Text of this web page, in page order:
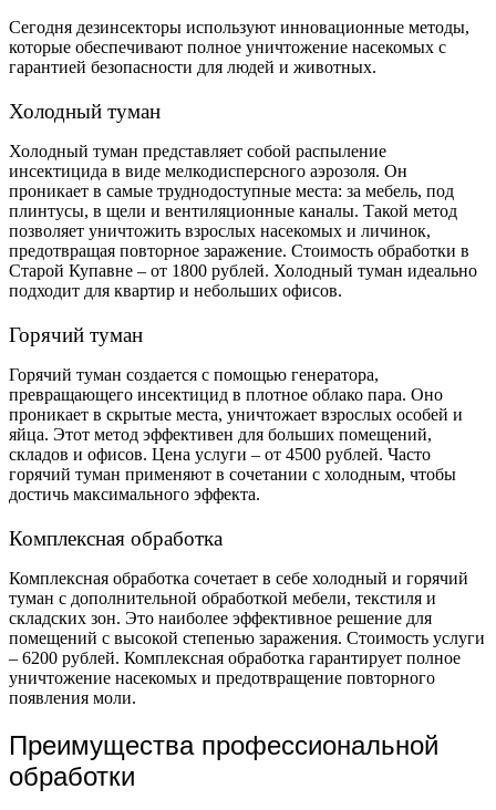
Сегодня дезинсекторы используют инновационные методы,
которые обеспечивают полное уничтожение насекомых с
гарантией безопасности для людей и животных.
Холодный туман
Холодный туман представляет собой распыление
инсектицида в виде мелкодисперсного аэрозоля. Он
проникает в самые труднодоступные места: за мебель, под
плинтусы, в щели и вентиляционные каналы. Такой метод
позволяет уничтожить взрослых насекомых и личинок,
предотвращая повторное заражение. Стоимость обработки в
Старой Купавне – от 1800 рублей. Холодный туман идеально
подходит для квартир и небольших офисов.
Горячий туман
Горячий туман создается с помощью генератора,
превращающего инсектицид в плотное облако пара. Оно
проникает в скрытые места, уничтожает взрослых особей и
яйца. Этот метод эффективен для больших помещений,
складов и офисов. Цена услуги – от 4500 рублей. Часто
горячий туман применяют в сочетании с холодным, чтобы
достичь максимального эффекта.
Комплексная обработка
Комплексная обработка сочетает в себе холодный и горячий
туман с дополнительной обработкой мебели, текстиля и
складских зон. Это наиболее эффективное решение для
помещений с высокой степенью заражения. Стоимость услуги
– 6200 рублей. Комплексная обработка гарантирует полное
уничтожение насекомых и предотвращение повторного
появления моли.
Преимущества профессиональной
обработки